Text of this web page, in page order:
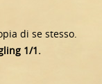
di se stesso.
1/1.